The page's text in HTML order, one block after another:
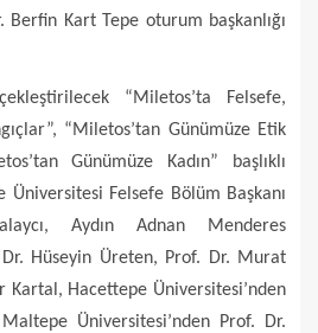
Berfin Kart Tepe oturum başkanlığı
“Miletos’ta Felsefe,
“Miletos’tan Günümüze Etik
Günümüze Kadın” başlıklı
Felsefe Bölüm Başkanı
Aydın Adnan Menderes
Dr. Hüseyin Üreten, Prof. Dr. Murat
Kartal, Hacettepe Üniversitesi’nden
Üniversitesi’nden Prof. Dr.